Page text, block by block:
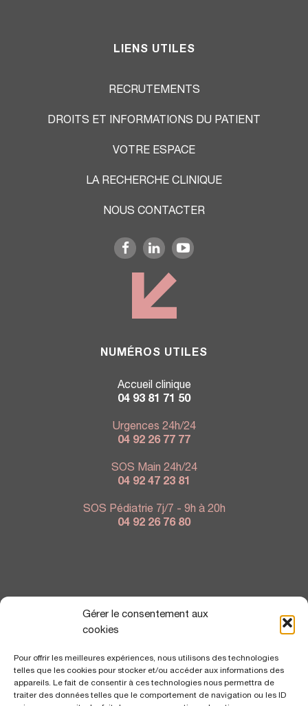
Gérer le consentement aux
cookies
Pour offrir les meilleures expériences, nous utilisons des technologies
telles que les cookies pour stocker et/ou accéder aux informations des
appareils. Le fait de consentir à ces technologies nous permettra de
traiter des données telles que le comportement de navigation ou les ID
LIENS UTILES
RECRUTEMENTS
DROITS ET INFORMATIONS DU PATIENT
VOTRE ESPACE
LA RECHERCHE CLINIQUE
NOUS CONTACTER
NUMÉROS UTILES
Accueil clinique
04 93 81 71 50
Urgences 24h/24
04 92 26 77 77
SOS Main 24h/24
04 92 47 23 81
SOS Pédiatrie 7j/7 - 9h à 20h
04 92 26 76 80
NOUS TROUVER